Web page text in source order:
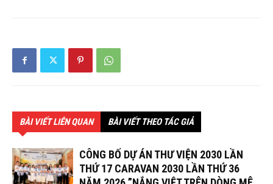
BÀI VIẾT LIÊN QUAN BÀI VIẾT THEO TÁC GIẢ
CÔNG BỐ DỰ ÁN THƯ VIỆN 2030 LẦN
THỨ 17 CARAVAN 2030 LẦN THỨ 36